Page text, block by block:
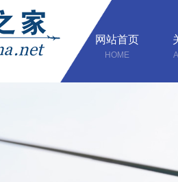
网站首页
HOME